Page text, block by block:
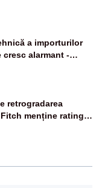
a importurilor
cresc alarmant -
retrogradarea
menține ratingul
negativă